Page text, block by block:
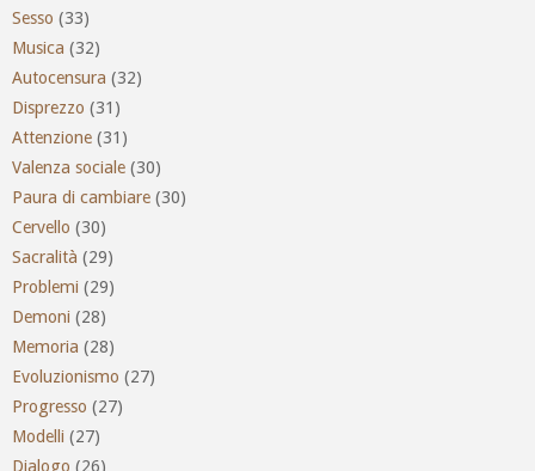
Sesso (33)
Musica (32)
Autocensura (32)
Disprezzo (31)
Attenzione (31)
Valenza sociale (30)
Paura di cambiare (30)
Cervello (30)
Sacralità (29)
Problemi (29)
Demoni (28)
Memoria (28)
Evoluzionismo (27)
Progresso (27)
Modelli (27)
Dialogo (26)